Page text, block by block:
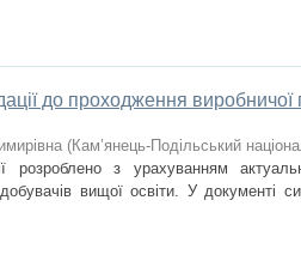
до проходження виробничої
(Кам’янець-Подільський
розроблено з урахуванням
вищої освіти. У документі